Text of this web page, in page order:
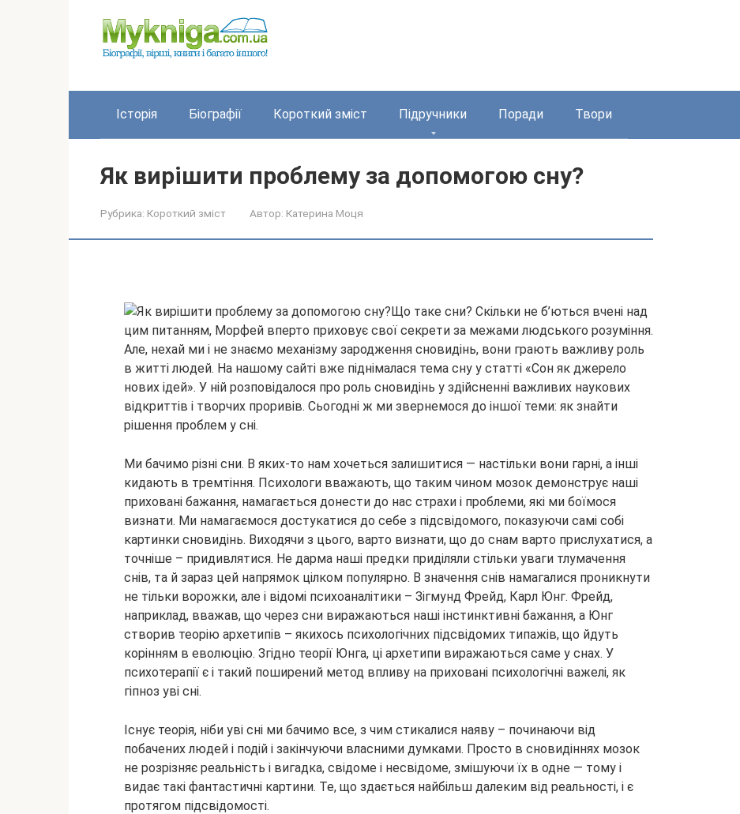
Історія Біографії Короткий зміст Підручники Поради Твори
Як вирішити проблему за допомогою сну?
Рубрика: Короткий зміст Автор: Катерина Моця
Що таке сни? Скільки не б’ються вчені над
цим питанням, Морфей вперто приховує свої секрети за межами людського розуміння.
Але, нехай ми і не знаємо механізму зародження сновидінь, вони грають важливу роль
в житті людей. На нашому сайті вже піднімалася тема сну у статті «Сон як джерело
нових ідей». У ній розповідалося про роль сновидінь у здійсненні важливих наукових
відкриттів і творчих проривів. Сьогодні ж ми звернемося до іншої теми: як знайти
рішення проблем у сні.
Ми бачимо різні сни. В яких-то нам хочеться залишитися — настільки вони гарні, а інші
кидають в тремтіння. Психологи вважають, що таким чином мозок демонструє наші
приховані бажання, намагається донести до нас страхи і проблеми, які ми боїмося
визнати. Ми намагаємося достукатися до себе з підсвідомого, показуючи самі собі
картинки сновидінь. Виходячи з цього, варто визнати, що до снам варто прислухатися, а
точніше – придивлятися. Не дарма наші предки приділяли стільки уваги тлумачення
снів, та й зараз цей напрямок цілком популярно. В значення снів намагалися проникнути
не тільки ворожки, але і відомі психоаналітики – Зігмунд Фрейд, Карл Юнг. Фрейд,
наприклад, вважав, що через сни виражаються наші інстинктивні бажання, а Юнг
створив теорію архетипів – якихось психологічних підсвідомих типажів, що йдуть
корінням в еволюцію. Згідно теорії Юнга, ці архетипи виражаються саме у снах. У
психотерапії є і такий поширений метод впливу на приховані психологічні важелі, як
гіпноз уві сні.
Існує теорія, ніби уві сні ми бачимо все, з чим стикалися наяву – починаючи від
побачених людей і подій і закінчуючи власними думками. Просто в сновидіннях мозок
не розрізняє реальність і вигадка, свідоме і несвідоме, змішуючи їх в одне — тому і
видає такі фантастичні картини. Те, що здається найбільш далеким від реальності, і є
протягом підсвідомості.